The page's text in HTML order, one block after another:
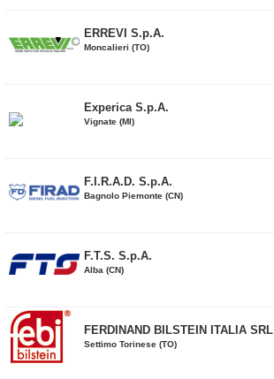
ERREVI S.p.A.
Moncalieri (TO)
Experica S.p.A.
Vignate (MI)
F.I.R.A.D. S.p.A.
Bagnolo Piemonte (CN)
F.T.S. S.p.A.
Alba (CN)
FERDINAND BILSTEIN ITALIA SRL
Settimo Torinese (TO)